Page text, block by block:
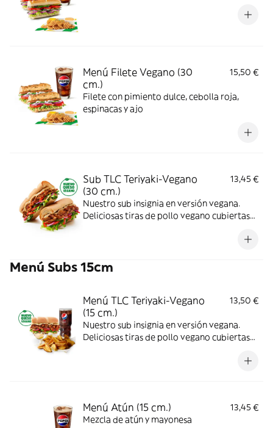
Menú Filete Vegano (30
cm.)
15,50 €
Filete con pimiento dulce, cebolla roja,
espinacas y ajo
Sub TLC Teriyaki-Vegano
(30 cm.)
13,45 €
Nuestro sub insignia en versión vegana.
Deliciosas tiras de pollo vegano cubiertas
combinadas con los vegetales que más te
Menú Subs 15cm
Menú TLC Teriyaki-Vegano
(15 cm.)
13,50 €
Nuestro sub insignia en versión vegana.
Deliciosas tiras de pollo vegano cubiertas
combinadas con los vegetales que más te
Menú Atún (15 cm.)
13,45 €
Mezcla de atún y mayonesa